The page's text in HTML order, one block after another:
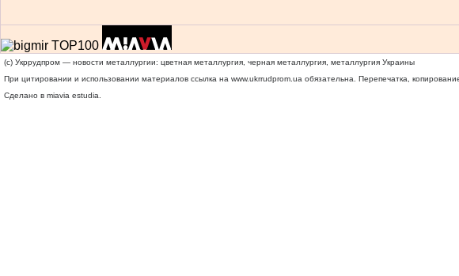
(c) Укррудпром — новости металлургии: цветная металлургия, черная металлургия, металлургия Украины
При цитировании и использовании материалов ссылка на www.ukrrudprom.ua обязательна. Перепечатка,
Сделано в miavia estudia.